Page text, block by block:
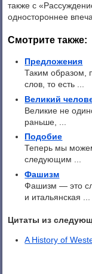
также с
одностороннее
Смотрите также:
Предложения
Таким образом,
слов, то есть ...
Великий
Великие не
раньше, ...
Подобие
Теперь мы
следующим ...
Фашизм
Фашизм — это
и итальянская ...
Цитаты из
A History of